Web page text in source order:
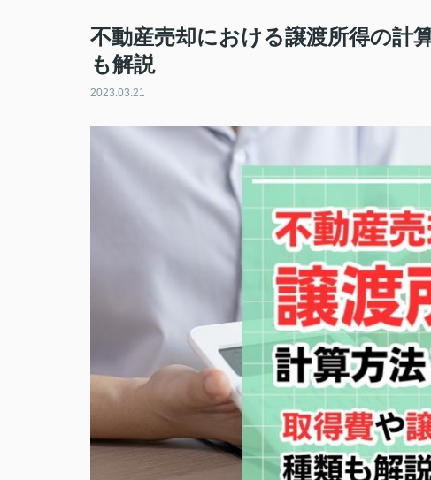
不動産売却における譲渡所得の計
も解説
2023.03.21